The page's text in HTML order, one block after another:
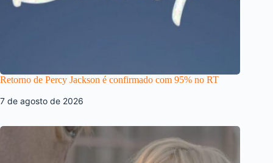
Retorno de Percy Jackson é confirmado com 95% no RT
7 de agosto de 2026